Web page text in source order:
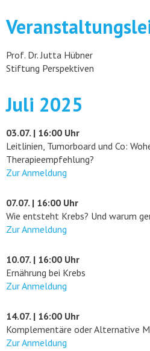
Prof. Dr. Jutta Hübner
Stiftung Perspektiven
Juli 2025
03.07. | 16:00 Uhr
Leitlinien, Tumorboard und Co:
Therapieempfehlung?
Zur Anmeldung
07.07. | 16:00 Uhr
Wie entsteht Krebs? Und warum
Zur Anmeldung
10.07. | 16:00 Uhr
Ernährung bei Krebs
Zur Anmeldung
14.07. | 16:00 Uhr
Komplementäre oder Alternative
Zur Anmeldung